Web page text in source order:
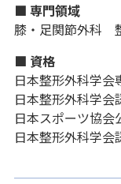
■ 専門領域
膝・足関節外科
■ 資格
日本整形外科学会
日本整形外科学
日本スポーツ協会
日本整形外科学会